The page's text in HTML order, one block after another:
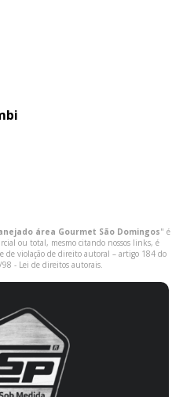
área Gourmet São Domingos" é
ou total, mesmo citando nossos links, é
de violação de direito autoral – artigo 184 do
- Lei de direitos autorais.